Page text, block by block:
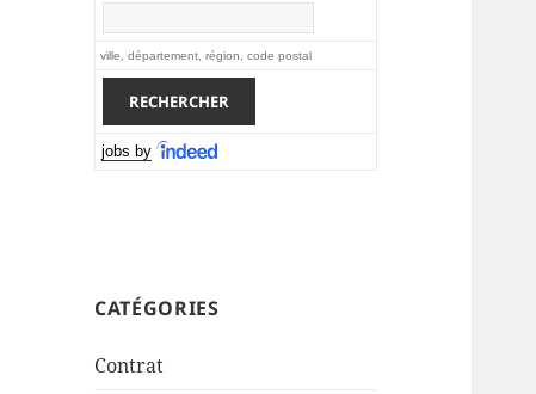
ville, département, région, code postal
jobs by
CATÉGORIES
Contrat